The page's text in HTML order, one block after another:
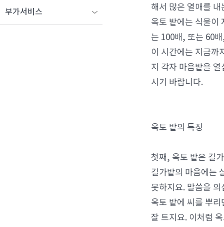
해서 많은 열매를
옥토 밭에는 식물이
는 100배, 또는 60
이 시간에는 지금까
지 각자 마음밭을
시기 바랍니다.
옥토 밭의 특징
첫째, 옥토 밭은 길
길가밭의 마음에는
못하지요. 말씀을
옥토 밭에 씨를 뿌
잘 트지요. 이처럼
부가서비스